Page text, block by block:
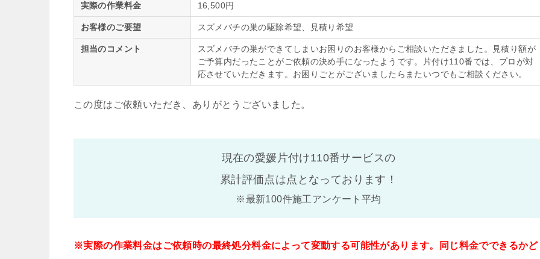
実際の作業料金 16,500円
お客様のご要望 スズメバチの巣の駆除希望、見積り希望
担当のコメント
スズメバチの巣ができてしまいお困りのお客様からご相談いただきました。見積り額が
ご予算内だったことがご依頼の決め手になったようです。片付け110番では、プロが対
応させていただきます。お困りごとがございましたらまたいつでもご相談ください。
この度はご依頼いただき、ありがとうございました。
現在の愛媛片付け110番サービスの
累計評価点は点となっております！
※最新100件施工アンケート平均
※実際の作業料金はご依頼時の最終処分料金によって変動する可能性があります。同じ料金でできるかど